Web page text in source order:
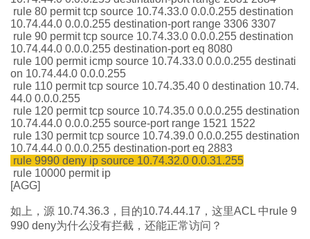
rule 80 permit tcp source 10.74.33.0 0.0.0.255 destination
10.74.44.0 0.0.0.255 destination-port range 3306 3307
rule 90 permit tcp source 10.74.33.0 0.0.0.255 destination
10.74.44.0 0.0.0.255 destination-port eq 8080
rule 100 permit icmp source 10.74.33.0 0.0.0.255 destinati
on 10.74.44.0 0.0.0.255
rule 110 permit tcp source 10.74.35.40 0 destination 10.74.
44.0 0.0.0.255
rule 120 permit tcp source 10.74.35.0 0.0.0.255 destination
10.74.44.0 0.0.0.255 source-port range 1521 1522
rule 130 permit tcp source 10.74.39.0 0.0.0.255 destination
10.74.44.0 0.0.0.255 destination-port eq 2883
rule 9990 deny ip source 10.74.32.0 0.0.31.255
rule 10000 permit ip
[AGG]
如上，源 10.74.36.3，目的10.74.44.17，这里ACL 中rule 9
990 deny为什么没有拦截，还能正常访问？